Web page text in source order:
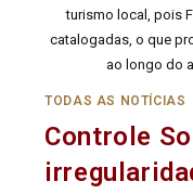
turismo local, pois
catalogadas, o que
ao longo do
TODAS AS NOTÍCIAS
Controle